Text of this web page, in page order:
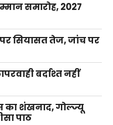
समारोह, 2027
पर सियासत तेज, जांच पर
बर्दाश्त नहीं
का शंखनाद, गोल्ज्यू
पाठ